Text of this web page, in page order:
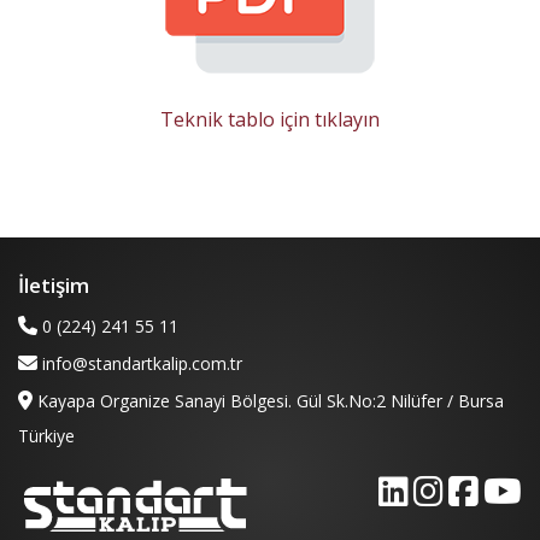
Teknik tablo için tıklayın
İletişim
0 (224) 241 55 11
info@standartkalip.com.tr
Kayapa Organize Sanayi Bölgesi. Gül Sk.No:2 Nilüfer / Bursa
Türkiye